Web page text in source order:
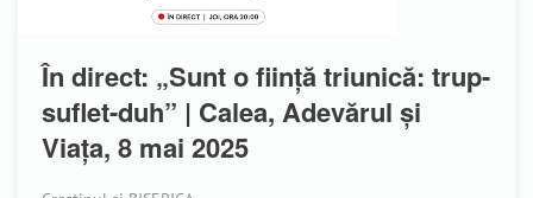
În direct: „Sunt o ființă triunică: trup-
suflet-duh” | Calea, Adevărul și
Viața, 8 mai 2025